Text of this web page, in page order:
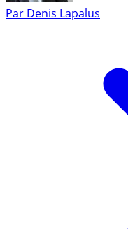
Par Denis Lapalus